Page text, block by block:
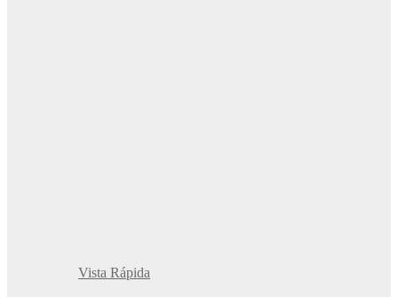
Vista Rápida